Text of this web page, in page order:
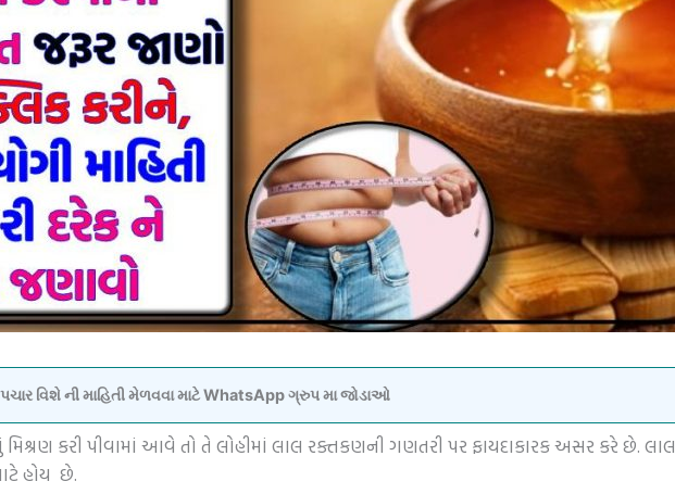
વિશે ની માહિતી મેળવવા માટે WhatsApp ગ્રુપ મા જોડાઓ
કરી પીવામાં આવે તો તે લોહીમાં લાલ રક્તકણની ગણતરી પર ફાયદાકારક અસર કરે છે.
હોય છે.